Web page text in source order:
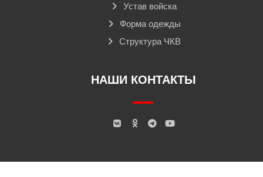
Устав войска
Форма одежды
Структура ЧКВ
НАШИ КОНТАКТЫ